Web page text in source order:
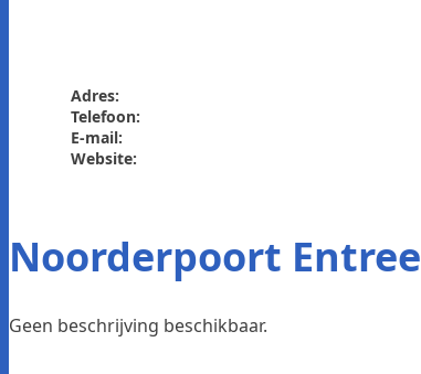
Adres:
Telefoon:
E-mail:
Website:
Noorderpoort Entree
Geen beschrijving beschikbaar.